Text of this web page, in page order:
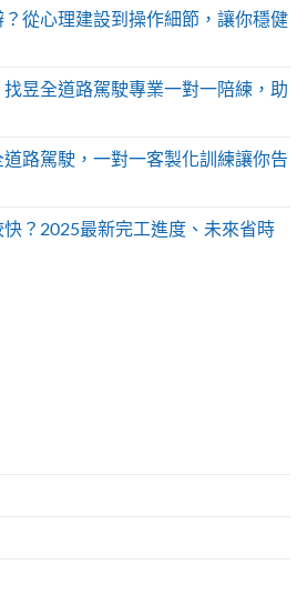
從心理建設到操作細節，讓你穩健
昱全道路駕駛專業一對一陪練，助
路駕駛，一對一客製化訓練讓你告
？2025最新完工進度、未來省時